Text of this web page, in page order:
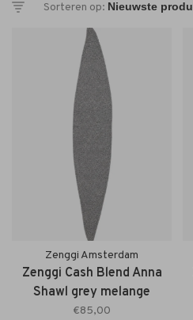
Sorteren op:
Zenggi Amsterdam
Zenggi Cash Blend Anna
Shawl grey melange
€85,00